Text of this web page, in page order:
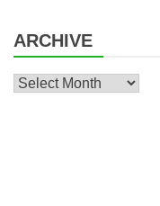
ARCHIVE
Archive